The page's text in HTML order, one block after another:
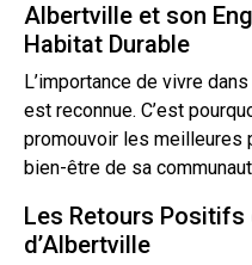
Albertville et son
Habitat Durable
L’importance de vivre
est reconnue. C’est
promouvoir les meilleures
bien-être de sa
Les Retours Positifs
d’Albertville